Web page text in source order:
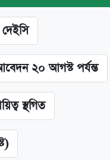
২০ আগস্ট পর্যন্ত
স্থগিত